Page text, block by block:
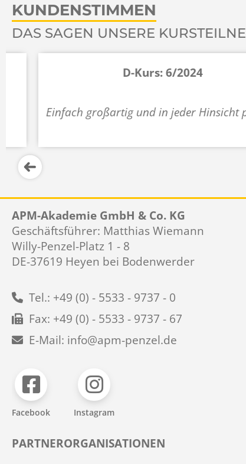
KUNDENSTIMMEN
DAS SAGEN UNSERE
D-Kurs: 6/2024
Einfach großartig und in jeder Hinsicht
APM-Akademie GmbH & Co. KG
Geschäftsführer: Matthias Wiemann
Willy-Penzel-Platz 1 - 8
DE-37619 Heyen bei Bodenwerder
Tel.: +49 (0) - 5533 - 9737 - 0
Fax: +49 (0) - 5533 - 9737 - 67
E-Mail: info@apm-penzel.de
Facebook Instagram
PARTNERORGANISATIONEN